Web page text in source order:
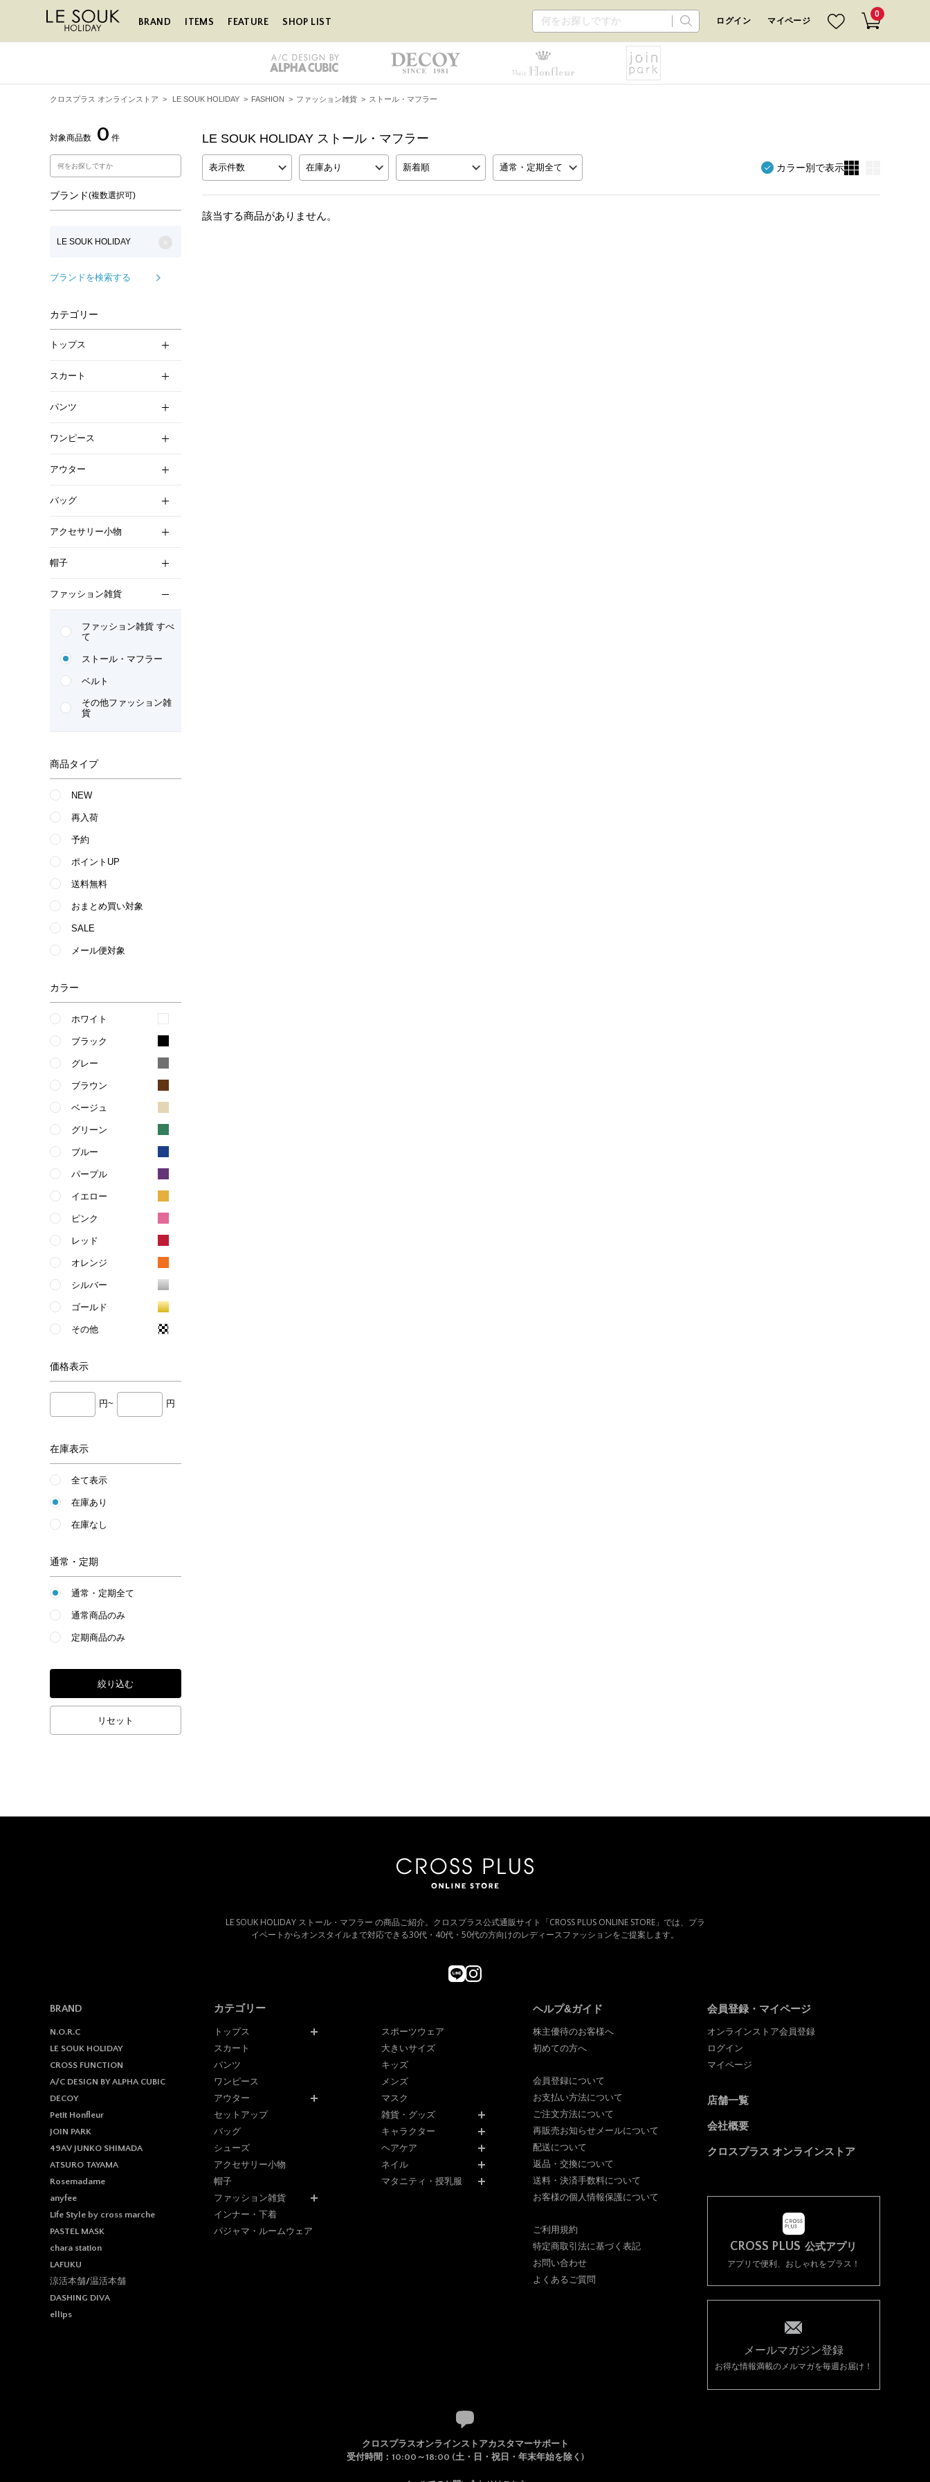
BRAND ITEMS FEATURE SHOP LIST ログイン マイページ
0
クロスプラス オンラインストア > LE SOUK HOLIDAY > FASHION > ファッション雑貨 > ストール・マフラー
対象商品数 0 件 LE SOUK HOLIDAY ストール・マフラー
ブランド(複数選択可)
LE SOUK HOLIDAY
ブランドを検索する
カテゴリー
トップス
スカート
パンツ
ワンピース
アウター
バッグ
アクセサリー小物
帽子
ファッション雑貨
ファッション雑貨 すべ
て
ストール・マフラー
ベルト
その他ファッション雑
貨
商品タイプ
NEW
再入荷
予約
ポイントUP
送料無料
おまとめ買い対象
SALE
メール便対象
カラー
ホワイト
ブラック
グレー
ブラウン
ベージュ
グリーン
ブルー
パープル
イエロー
ピンク
レッド
オレンジ
シルバー
ゴールド
その他
価格表示
円~ 円
在庫表示
全て表示
在庫あり
在庫なし
通常・定期
通常・定期全て
通常商品のみ
定期商品のみ
絞り込む
リセット
表示件数 在庫あり 新着順 通常・定期全て カラー別で表示
該当する商品がありません。
LE SOUK HOLIDAY ストール・マフラー の商品ご紹介。クロスプラス公式通販サイト「CROSS PLUS ONLINE STORE」では、プラ
イベートからオンスタイルまで対応できる30代・40代・50代の方向けのレディースファッションをご提案します。
BRAND
N.O.R.C
LE SOUK HOLIDAY
CROSS FUNCTION
A/C DESIGN BY ALPHA CUBIC
DECOY
Petit Honfleur
JOIN PARK
49AV JUNKO SHIMADA
ATSURO TAYAMA
Rosemadame
anyfee
Life Style by cross marche
PASTEL MASK
chara station
LAFUKU
涼活本舗/温活本舗
DASHING DIVA
ellips
カテゴリー
トップス
スカート
パンツ
ワンピース
アウター
セットアップ
バッグ
シューズ
アクセサリー小物
帽子
ファッション雑貨
インナー・下着
パジャマ・ルームウェア
スポーツウェア
大きいサイズ
キッズ
メンズ
マスク
雑貨・グッズ
キャラクター
ヘアケア
ネイル
マタニティ・授乳服
ヘルプ&ガイド
株主優待のお客様へ
初めての方へ
会員登録について
お支払い方法について
ご注文方法について
再販売お知らせメールについて
配送について
返品・交換について
送料・決済手数料について
お客様の個人情報保護について
ご利用規約
特定商取引法に基づく表記
お問い合わせ
よくあるご質問
会員登録・マイページ
オンラインストア会員登録
ログイン
マイページ
店舗一覧
会社概要
クロスプラス オンラインストア
CROSS PLUS 公式アプリ
アプリで便利、おしゃれをプラス！
メールマガジン登録
お得な情報満載のメルマガを毎週お届け！
クロスプラスオンラインストアカスタマーサポート
受付時間：10:00～18:00 (土・日・祝日・年末年始を除く)